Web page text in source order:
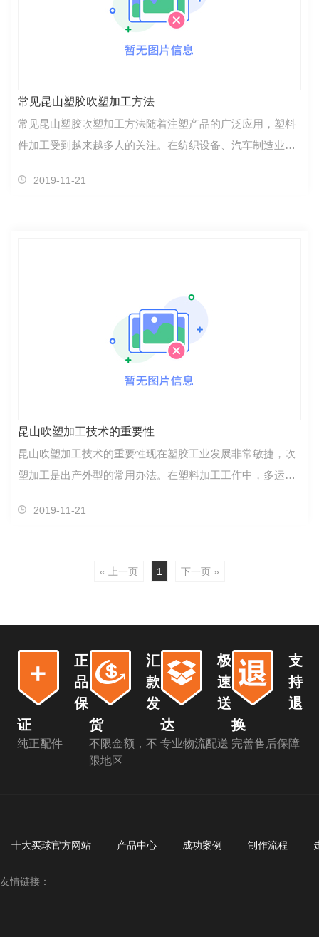
常见昆山塑胶吹塑加工方法
常见昆山塑胶吹塑加工方法随着注塑产品的广泛应用，塑料
件加工受到越来越多人的关注。在纺织设备、汽车制造业、
结构件，注塑产品已成为不可缺少的生产资料和消费……
2019-11-21
昆山吹塑加工技术的重要性
昆山吹塑加工技术的重要性现在塑胶工业发展非常敏捷，吹
塑加工是出产外型的常用办法。在塑料加工工作中，多运用
塑料进行塑形的。金华吹塑加工在塑料加工厂家中也……
2019-11-21
« 上一页 1 下一页 »
正
品
保
证
纯正配件
汇
款
发
货
不限金额，不
限地区
极
速
送
达
专业物流配送
支
持
退
换
完善售后保障
十大买球官方网站 产品中心 成功案例 制作流程
友情链接：